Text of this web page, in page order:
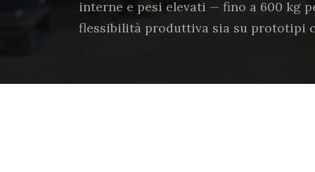
interne e pesi elevati — fino a 600 kg
flessibilità produttiva sia su prototipi